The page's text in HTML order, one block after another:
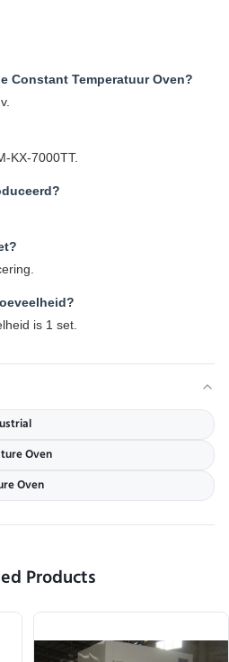
Constant Temperatuur Oven?
KX-7000TT.
is 1 set.
Oven
Oven
Products